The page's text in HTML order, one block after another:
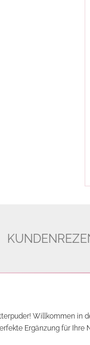
Willkommen in
Ergänzung für Ihre